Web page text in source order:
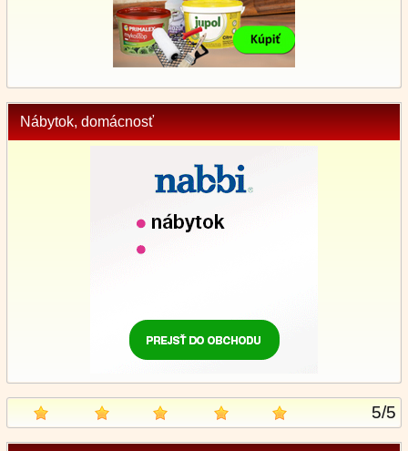
Nábytok, domácnosť
5/5